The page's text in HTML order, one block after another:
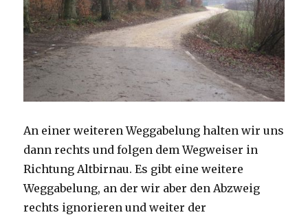
An einer weiteren Weggabelung halten wir uns
dann rechts und folgen dem Wegweiser in
Richtung Altbirnau. Es gibt eine weitere
Weggabelung, an der wir aber den Abzweig
rechts ignorieren und weiter der